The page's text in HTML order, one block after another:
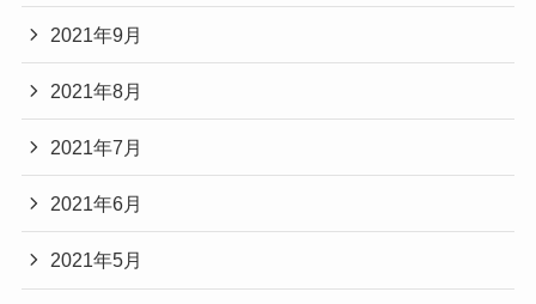
2021年9月
2021年8月
2021年7月
2021年6月
2021年5月